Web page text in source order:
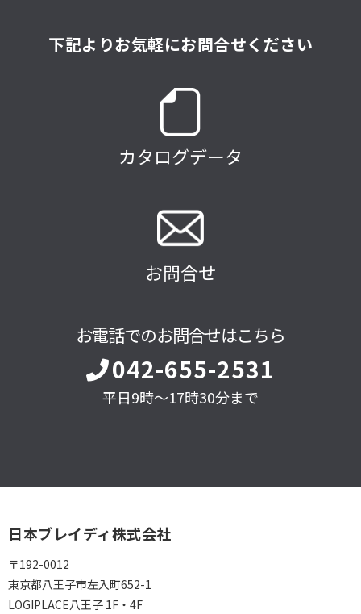
下記よりお気軽にお問合せください
カタログデータ
お問合せ
お電話でのお問合せはこちら
042-655-2531
平日9時～17時30分まで
日本ブレイディ株式会社
〒192-0012
東京都八王子市左入町652-1
LOGIPLACE八王子 1F・4F